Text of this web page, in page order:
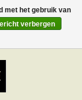
0 Artikelen - €0,00
met het gebruik van
verbergen